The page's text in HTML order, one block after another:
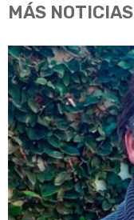
MÁS NOTICIAS